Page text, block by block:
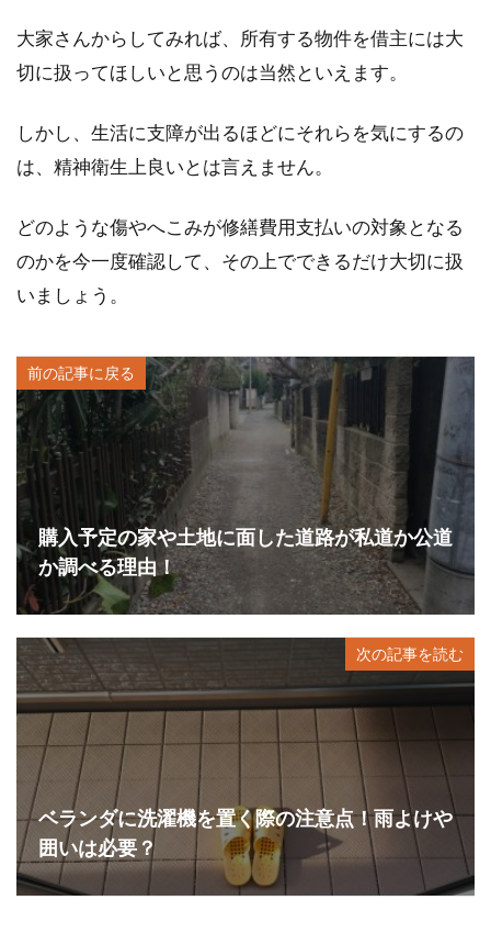
大家さんからしてみれば、所有する物件を借主には大
切に扱ってほしいと思うのは当然といえます。
しかし、生活に支障が出るほどにそれらを気にするの
は、精神衛生上良いとは言えません。
どのような傷やへこみが修繕費用支払いの対象となる
のかを今一度確認して、その上でできるだけ大切に扱
いましょう。
前の記事に戻る
購入予定の家や土地に面した道路が私道か公道
か調べる理由！
次の記事を読む
ベランダに洗濯機を置く際の注意点！雨よけや
囲いは必要？